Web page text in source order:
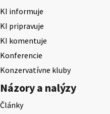
KI informuje
KI pripravuje
KI komentuje
Konferencie
Konzervatívne kluby
Názory a nalýzy
Články